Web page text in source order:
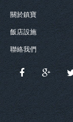
關於鎮寶
飯店設施
聯絡我們